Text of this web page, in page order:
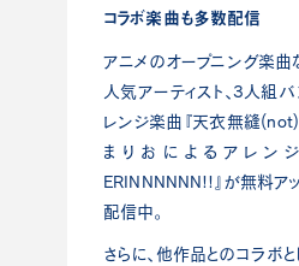
コラボ楽曲も多数配信
アニメのオープニング楽曲
人気アーティスト、3人組
レンジ楽曲『天衣無縫
まりおによるアレン
ERINNNNNN!!』が無料ア
配信中。
さらに、他作品とのコラボ